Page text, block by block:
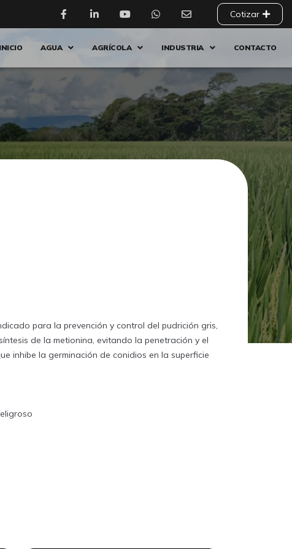
Cotizar
INICIO AGUA AGRÍCOLA INDUSTRIA CONTACTO
para la prevención y control del pudrición gris,
de la metionina, evitando la penetración y el
inhibe la germinación de conidios en la superficie